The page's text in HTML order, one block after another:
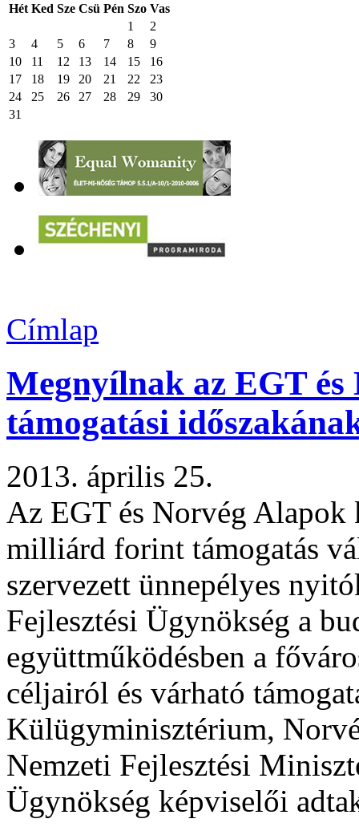
Hét Ked Sze Csü Pén Szo Vas
1
2
3
4 5 6 7 8
9
10
11 12 13 14 15
16
17
18 19 20 21 22
23
24
25 26 27 28 29
30
31
Címlap
Megnyílnak az EGT
támogatási
2013. április 25.
Az EGT és Norvég Alapok
milliárd forint támogatás
szervezett ünnepélyes
Fejlesztési Ügynökség a
együttműködésben a
céljairól és várható
Külügyminisztérium,
Nemzeti Fejlesztési
Ügynökség képviselői